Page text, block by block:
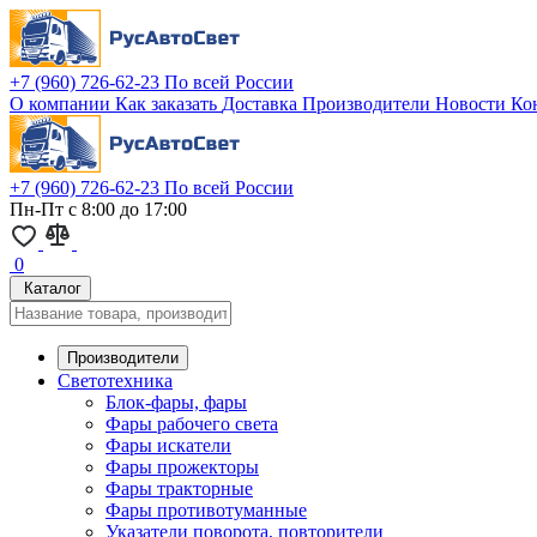
+7 (960) 726-62-23 По всей России
О компании Как заказать Доставка Производители Новости
+7 (960) 726-62-23 По всей России
Пн-Пт с 8:00 до 17:00
0
Каталог
Производители
Светотехника
Блок-фары, фары
Фары рабочего света
Фары искатели
Фары прожекторы
Фары тракторные
Фары противотуманные
Указатели поворота, повторители